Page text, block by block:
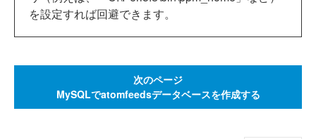
を設定すれば回避できます。
次のページ
MySQLでatomfeedsデータベースを作成する